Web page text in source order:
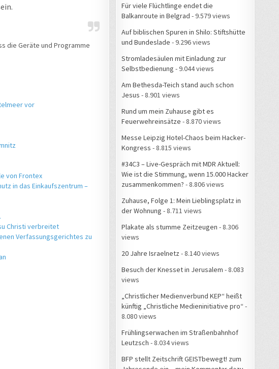
die Geräte und Programme
vor
von Frontex
in das Einkaufszentrum –
Christi verbreitet
Verfassungsgerichtes zu
Für viele Flüchtlinge endet die
Balkanroute in Belgrad - 9.579 views
Auf biblischen Spuren in Shilo: Stiftshütte
und Bundeslade - 9.296 views
Stromladesäulen mit Einladung zur
Selbstbedienung - 9.044 views
Am Bethesda-Teich stand auch schon
Jesus - 8.901 views
Rund um mein Zuhause gibt es
Feuerwehreinsätze - 8.870 views
Messe Leipzig Hotel-Chaos beim Hacker-
Kongress - 8.815 views
#34C3 – Live-Gespräch mit MDR Aktuell:
Wie ist die Stimmung, wenn 15.000 Hacker
zusammenkommen? - 8.806 views
Zuhause, Folge 1: Mein Lieblingsplatz in
der Wohnung - 8.711 views
Plakate als stumme Zeitzeugen - 8.306
views
20 Jahre Israelnetz - 8.140 views
Besuch der Knesset in Jerusalem - 8.083
views
„Christlicher Medienverbund KEP“ heißt
künftig „Christliche Medieninitiative pro“ -
8.080 views
Frühlingserwachen im Straßenbahnhof
Leutzsch - 8.034 views
BFP stellt Zeitschrift GEISTbewegt! zum